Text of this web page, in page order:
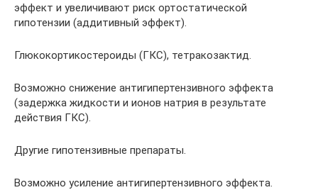
эффект и увеличивают риск ортостатической
гипотензии (аддитивный эффект).
Глюкокортикостероиды (ГКС), тетракозактид.
Возможно снижение антигипертензивного эффекта
(задержка жидкости и ионов натрия в результате
действия ГКС).
Другие гипотензивные препараты.
Возможно усиление антигипертензивного эффекта.